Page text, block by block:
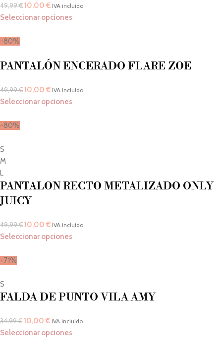
49,99€10,00 € IVA incluido
Seleccionar opciones
-80%
PANTALÓN ENCERADO FLARE ZOE
49,99€10,00 € IVA incluido
Seleccionar opciones
-80%
S
M
L
PANTALON RECTO METALIZADO ONLY
JUICY
49,99€10,00 € IVA incluido
Seleccionar opciones
-71%
S
FALDA DE PUNTO VILA AMY
34,99€10,00 € IVA incluido
Seleccionar opciones